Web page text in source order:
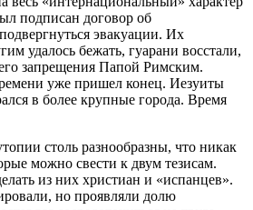
подписан договор об
эвакуации. Их
удалось бежать, гуарани восстали,
запрещения Папой Римским.
уже пришел конец. Иезуиты
в более крупные города. Время
столь разнообразны, что никак
можно свести к двум тезисам.
из них христиан и «испанцев».
но проявляли долю